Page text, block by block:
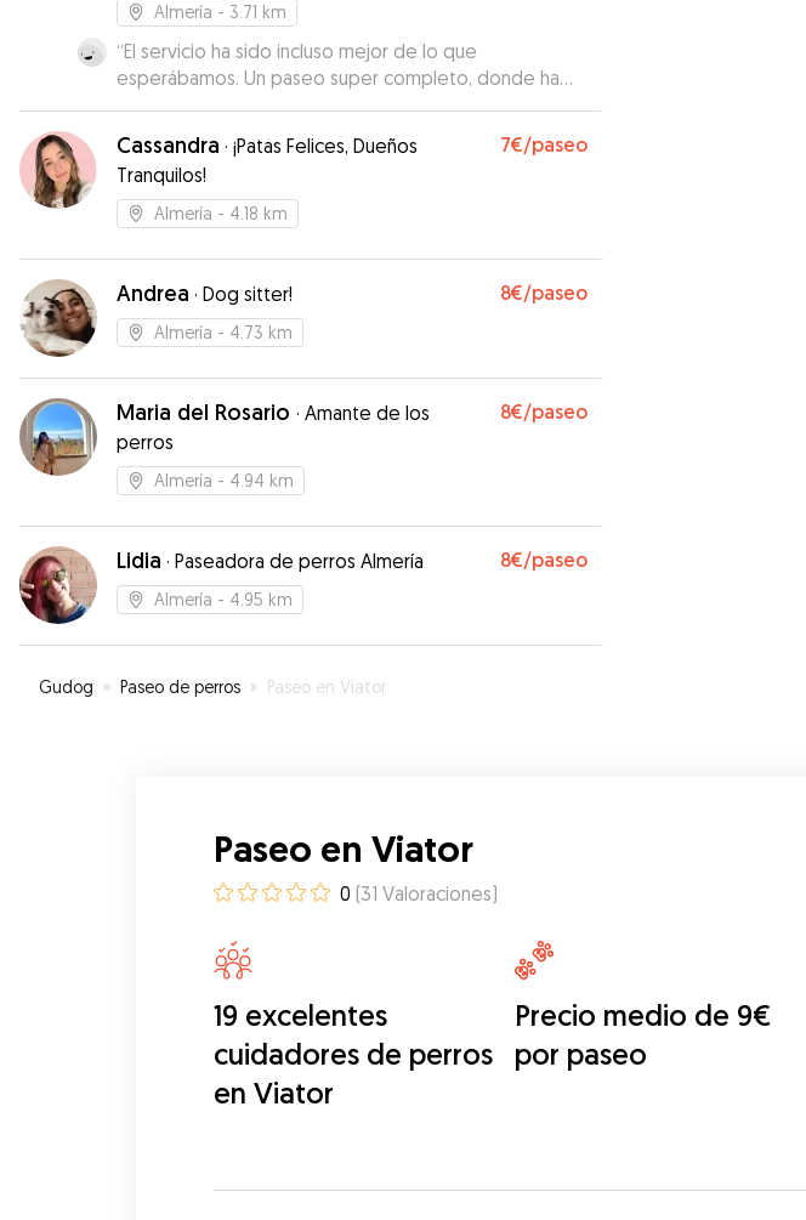
Almería - 3.71 km
“El servicio ha sido incluso mejor de lo que
esperábamos. Un paseo super completo, donde ha
habido trabajo mental, físico y disfrute. Repetiremos
sin duda.
”
Cassandra · ¡Patas Felices, Dueños
Tranquilos!
7€/paseo
Almería - 4.18 km
Andrea · Dog sitter! 8€/paseo
Almería - 4.73 km
Maria del Rosario · Amante de los
perros
8€/paseo
Almería - 4.94 km
Lidia · Paseadora de perros Almería 8€/paseo
Almería - 4.95 km
Gudog » Paseo de perros » Paseo en Viator
Paseo en Viator
0 (31 Valoraciones)
19 excelentes
cuidadores de perros
en Viator
Precio medio de 9€
por paseo